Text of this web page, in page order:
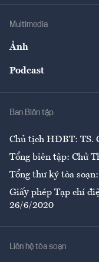
Multimedia
Ảnh
Podcast
Ban Biên tập
Chủ tịch HĐBT: TS.
Tổng biên tập: Chử
Tổng thư ký tòa
Giấy phép Tạp chí
26/6/2020
Liên hệ tòa soạn